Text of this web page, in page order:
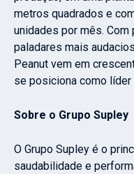
metros quadrados e
unidades por mês.
paladares mais
Peanut vem em
se posiciona como líder
Sobre o Grupo Supley
O Grupo Supley é o
saudabilidade e